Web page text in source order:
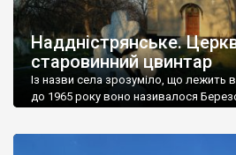
Наддністрянське.
старовинний цвинтар
Із назви села зрозуміло, що лежить
до 1965 року воно називалося
Наддністрянське відрізняється від